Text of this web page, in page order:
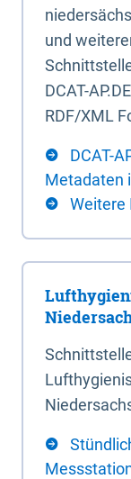
und
DCAT-
RDF/XML
DCAT-
Metadaten
Weitere